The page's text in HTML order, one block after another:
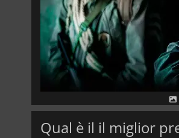
Qual è il il miglior